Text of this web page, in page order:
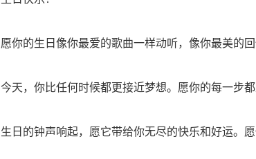
愿你的生日像你最爱的歌曲一样动听，像你最美的
今天，你比任何时候都更接近梦想。愿你的每一步
生日的钟声响起，愿它带给你无尽的快乐和好运。